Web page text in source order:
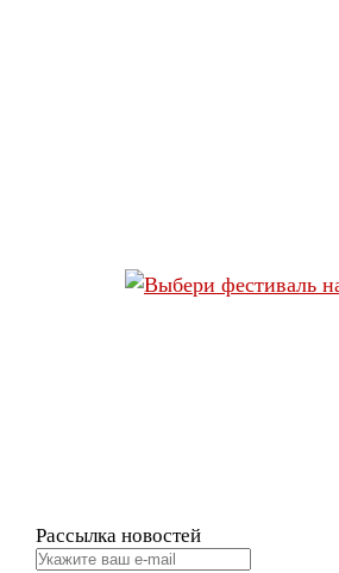
Рассылка новостей